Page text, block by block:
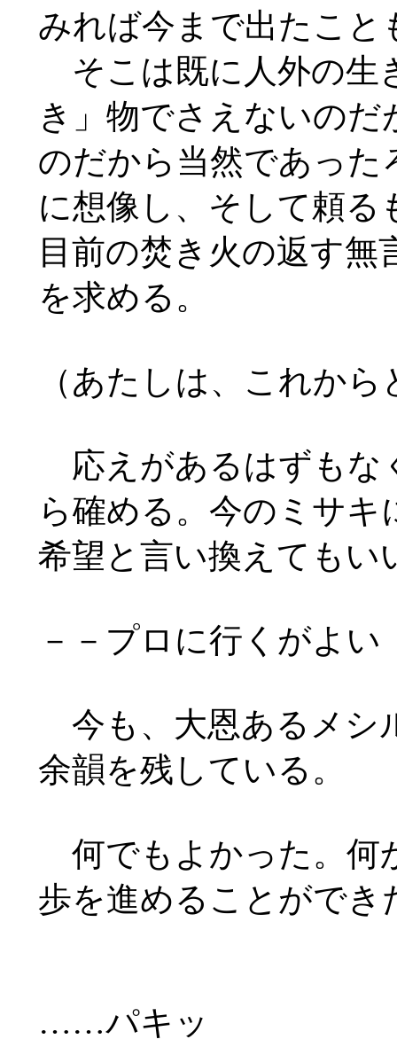
みれば今まで出たこと
そこは既に人外の生
き」物でさえないの
のだから当然であった
に想像し、そして頼る
目前の焚き火の返す
を求める。
（あたしは、これか
応えがあるはずもな
ら確める。今のミサ
希望と言い換えてもい
－－プロに行くがよい
今も、大恩あるメシ
余韻を残している。
何でもよかった。何
歩を進めることができ
……パキッ